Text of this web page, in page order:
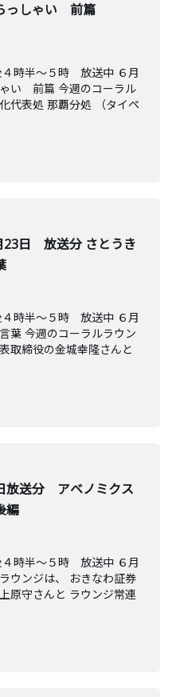
っしゃい 前篇
時半～５時 放送中 ６月
い 前篇 今週のコーラル
代表処 那覇分処 （タイペ
23日 放送分 さとうき
時半～５時 放送中 ６月
葉 今週のコーラルラウン
取締役の金城幸隆さんと
放送分 アベノミクス
編
時半～５時 放送中 ６月
ウンジは、 おきなわ証券
原守さんと ラウンジ常連